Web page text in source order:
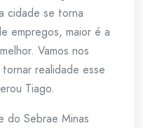
cidade se torna
empregos, maior é a
Vamos nos
realidade esse
Tiago.
do Sebrae Minas